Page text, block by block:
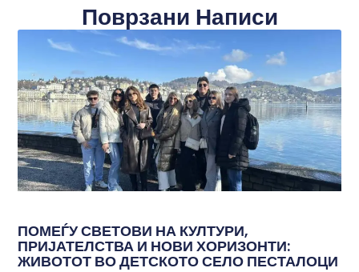
Поврзани Написи
ПОМЕЃУ СВЕТОВИ НА КУЛТУРИ,
ПРИЈАТЕЛСТВА И НОВИ ХОРИЗОНТИ:
ЖИВОТОТ ВО ДЕТСКОТО СЕЛО ПЕСТАЛОЦИ